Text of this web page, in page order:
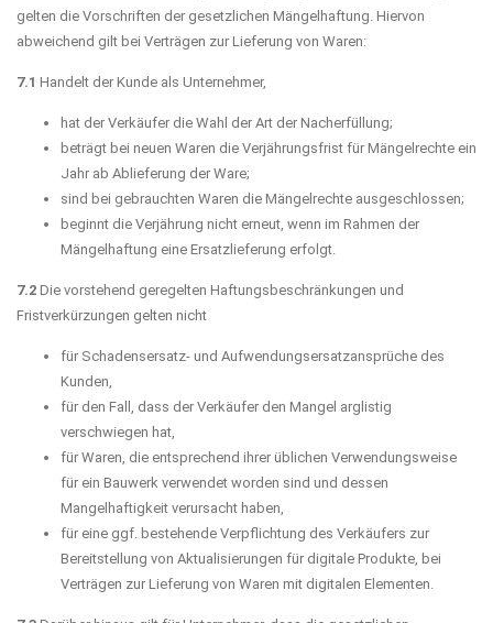
gelten die Vorschriften der gesetzlichen Mängelhaftung. Hiervon
abweichend gilt bei Verträgen zur Lieferung von Waren:
7.1 Handelt der Kunde als Unternehmer,
hat der Verkäufer die Wahl der Art der Nacherfüllung;
beträgt bei neuen Waren die Verjährungsfrist für Mängelrechte ein
Jahr ab Ablieferung der Ware;
sind bei gebrauchten Waren die Mängelrechte ausgeschlossen;
beginnt die Verjährung nicht erneut, wenn im Rahmen der
Mängelhaftung eine Ersatzlieferung erfolgt.
7.2 Die vorstehend geregelten Haftungsbeschränkungen und
Fristverkürzungen gelten nicht
für Schadensersatz- und Aufwendungsersatzansprüche des
Kunden,
für den Fall, dass der Verkäufer den Mangel arglistig
verschwiegen hat,
für Waren, die entsprechend ihrer üblichen Verwendungsweise
für ein Bauwerk verwendet worden sind und dessen
Mangelhaftigkeit verursacht haben,
für eine ggf. bestehende Verpflichtung des Verkäufers zur
Bereitstellung von Aktualisierungen für digitale Produkte, bei
Verträgen zur Lieferung von Waren mit digitalen Elementen.